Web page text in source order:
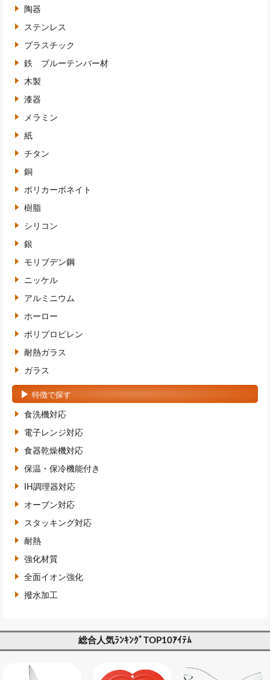
陶器
ステンレス
プラスチック
鉄 ブルーテンバー材
木製
漆器
メラミン
紙
チタン
銅
ポリカーボネイト
樹脂
シリコン
銀
モリブデン鋼
ニッケル
アルミニウム
ホーロー
ポリプロピレン
耐熱ガラス
ガラス
特徴で探す
食洗機対応
電子レンジ対応
食器乾燥機対応
保温・保冷機能付き
IH調理器対応
オーブン対応
スタッキング対応
耐熱
強化材質
全面イオン強化
撥水加工
総合人気ﾗﾝｷﾝｸﾞTOP10ｱｲﾃﾑ